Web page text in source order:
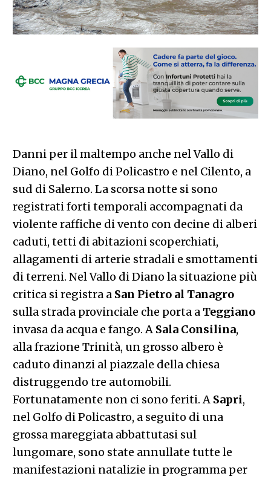
Danni per il maltempo anche nel Vallo di
Diano, nel Golfo di Policastro e nel Cilento, a
sud di Salerno. La scorsa notte si sono
registrati forti temporali accompagnati da
violente raffiche di vento con decine di alberi
caduti, tetti di abitazioni scoperchiati,
allagamenti di arterie stradali e smottamenti
di terreni. Nel Vallo di Diano la situazione più
critica si registra a San Pietro al Tanagro
sulla strada provinciale che porta a Teggiano
invasa da acqua e fango. A Sala Consilina,
alla frazione Trinità, un grosso albero è
caduto dinanzi al piazzale della chiesa
distruggendo tre automobili.
Fortunatamente non ci sono feriti. A Sapri,
nel Golfo di Policastro, a seguito di una
grossa mareggiata abbattutasi sul
lungomare, sono state annullate tutte le
manifestazioni natalizie in programma per